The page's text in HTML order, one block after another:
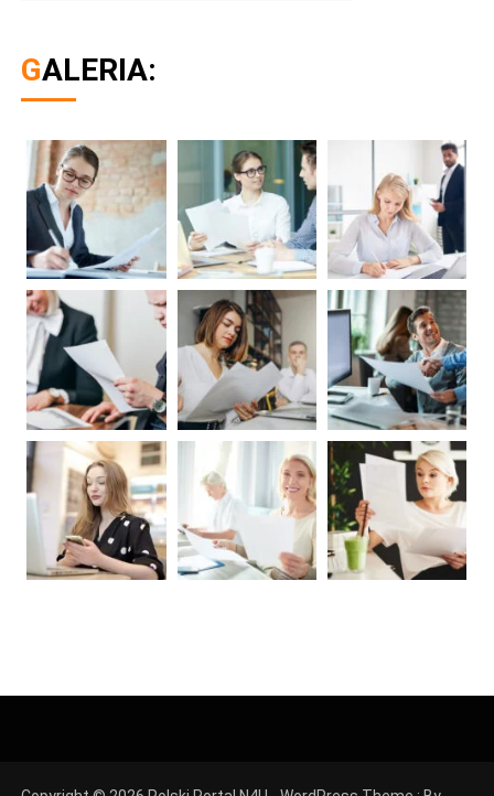
GALERIA: